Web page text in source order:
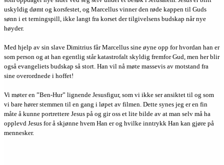
uskyldig dømt og korsfestet, og Marcellus vinner den røde kappen til Guds
sønn i et terningspill, ikke langt fra korset der tilgivelsens budskap når nye
høyder.
Med hjelp av sin slave Dimitrius får Marcellus sine øyne opp for hvordan han er
som person og at han egentlig står katastrofalt skyldig fremfor Gud, men her blir
også evangeliets budskap så stort. Han vil nå møte massevis av motstand fra
sine overordnede i hoffet!
Vi møter en ”Ben-Hur” lignende Jesusfigur, som vi ikke ser ansiktet til og som
vi bare hører stemmen til en gang i løpet av filmen. Dette synes jeg er en fin
måte å kunne portrettere Jesus på og gir oss et lite bilde av at man selv må ha
opplevd Jesus for å skjønne hvem Han er og hvilke inntrykk Han kan gjøre på
mennesker.